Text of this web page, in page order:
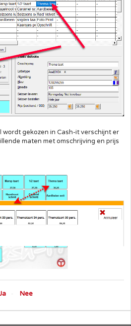
gekozen in Cash-it verschijnt er
maten met omschrijving en prijs
Nee